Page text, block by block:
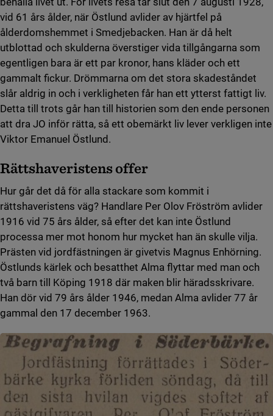
vid 61 års ålder, när Östlund avlider av hjärtfel på
ålderdomshemmet i Smedjebacken. Han är då helt
utblottad och skulderna överstiger vida tillgångarna som
egentligen bara är ett par kronor, hans kläder och ett
gammalt fickur. Drömmarna om det stora skadeståndet
slår aldrig in och i verkligheten får han ett ytterst fattigt liv.
Detta till trots går han till historien som den ende personen
att dra JO inför rätta, så ett obemärkt liv lever verkligen inte
Viktor Emanuel Östlund.
Rättshaveristens offer
Hur går det då för alla stackare som kommit i
rättshaveristens väg? Handlare Per Olov Fröström avlider
1916 vid 75 års ålder, så efter det kan inte Östlund
processa mer mot honom hur mycket han än skulle vilja.
Prästen vid jordfästningen är givetvis Magnus Enhörning.
Östlunds kärlek och besatthet Alma flyttar med man och
två barn till Köping 1918 där maken blir häradsskrivare.
Han dör vid 79 års ålder 1946, medan Alma avlider 77 år
gammal den 17 december 1963.